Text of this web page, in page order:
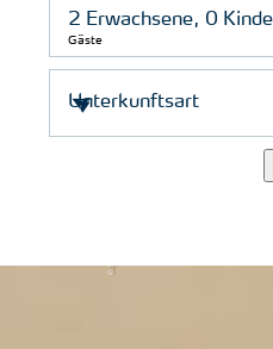
Gäste